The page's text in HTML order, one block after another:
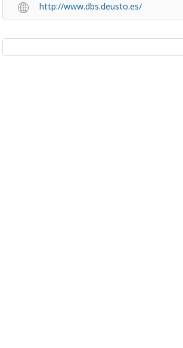
http://www.dbs.deusto.es/